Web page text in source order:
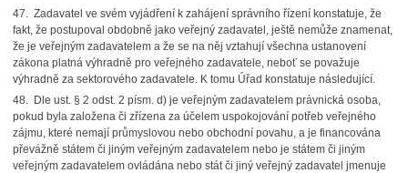
47. Zadavatel ve svém vyjádření k zahájení správního řízení konstatuje, že
fakt, že postupoval obdobně jako veřejný zadavatel, ještě nemůže znamenat,
že je veřejným zadavatelem a že se na něj vztahují všechna ustanovení
zákona platná výhradně pro veřejného zadavatele, neboť se považuje
výhradně za sektorového zadavatele. K tomu Úřad konstatuje následující.
48. Dle ust. § 2 odst. 2 písm. d) je veřejným zadavatelem právnická osoba,
pokud byla založena či zřízena za účelem uspokojování potřeb veřejného
zájmu, které nemají průmyslovou nebo obchodní povahu, a je financována
převážně státem či jiným veřejným zadavatelem nebo je státem či jiným
veřejným zadavatelem ovládána nebo stát či jiný veřejný zadavatel jmenuje